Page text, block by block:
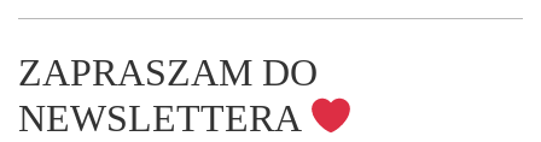
ZAPRASZAM DO
NEWSLETTERA